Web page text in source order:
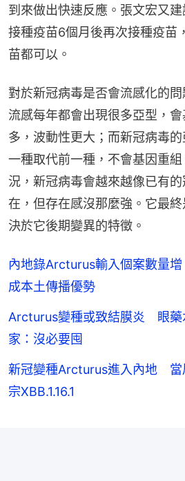
到來做出快速反應。張文宏又
接種疫苗6個月後再次接種疫苗
苗都可以。
對於新冠病毒是否會流感化的問
流感每年都會出現很多亞型，
多，波動性更大；而新冠病毒
一種取代前一種，不會基因重
況，新冠病毒會越來越像已有
在，但存在感沒那麼強。它最
決於它後期變異的特徵。
內地錄Arcturus輸入個案數量
成本土傳播優勢
Arcturus變種或致結膜炎 眼藥
家：沒必要囤
新冠變種Arcturus進入內地 當
宗XBB.1.16.1